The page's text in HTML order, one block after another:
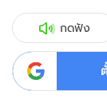
กดฟัง